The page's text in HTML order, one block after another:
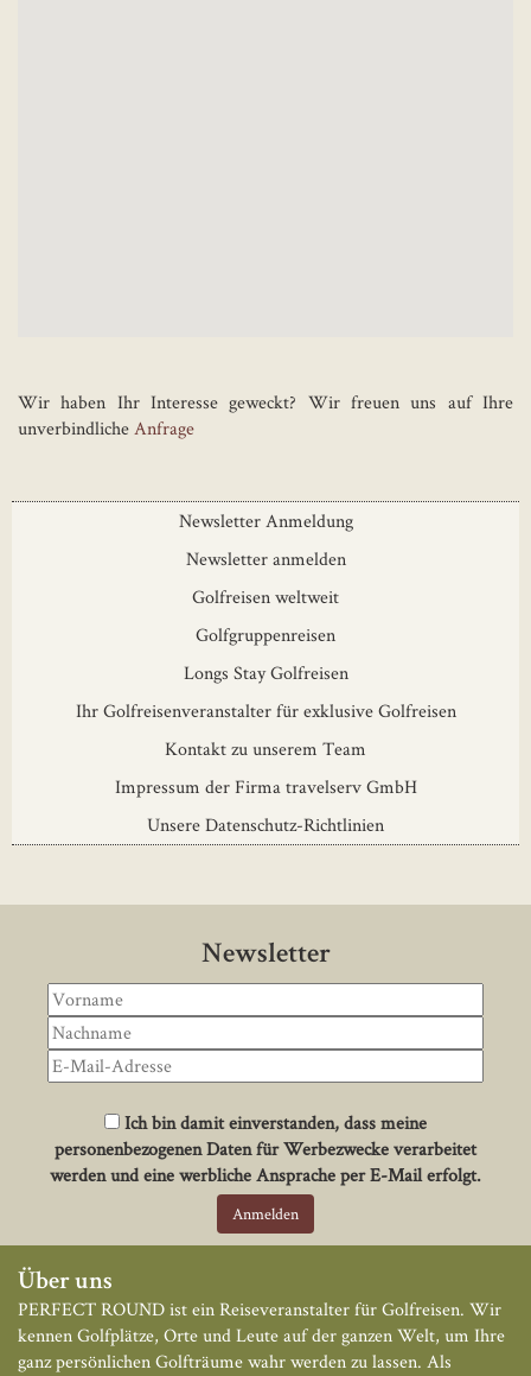
Wir haben Ihr Interesse geweckt? Wir freuen uns auf Ihre
unverbindlicheAnfrage
Newsletter Anmeldung
Newsletter anmelden
Golfreisen weltweit
Golfgruppenreisen
Longs Stay Golfreisen
Ihr Golfreisenveranstalter für exklusive Golfreisen
Kontakt zu unserem Team
Impressum der Firma travelserv GmbH
Unsere Datenschutz-Richtlinien
Newsletter
Ich bin damit einverstanden, dass meine
personenbezogenen Daten für Werbezwecke verarbeitet
werden und eine werbliche Ansprache per E-Mail erfolgt.
Über uns
PERFECT ROUND ist ein Reiseveranstalter für Golfreisen. Wir
kennen Golfplätze, Orte und Leute auf der ganzen Welt, um Ihre
ganz persönlichen Golfträume wahr werden zu lassen. Als